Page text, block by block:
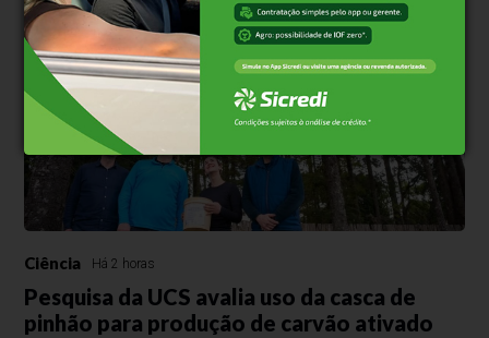
Ciência Há 2 horas
Pesquisa da UCS avalia uso da casca de
pinhão para produção de carvão ativado